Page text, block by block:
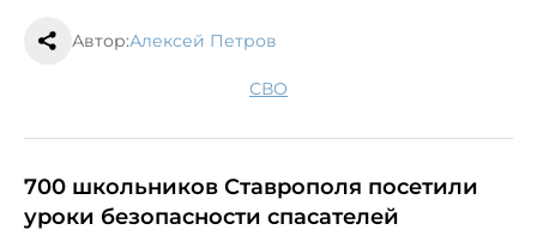
Автор:Алексей Петров
СВО
700 школьников Ставрополя посетили
уроки безопасности спасателей